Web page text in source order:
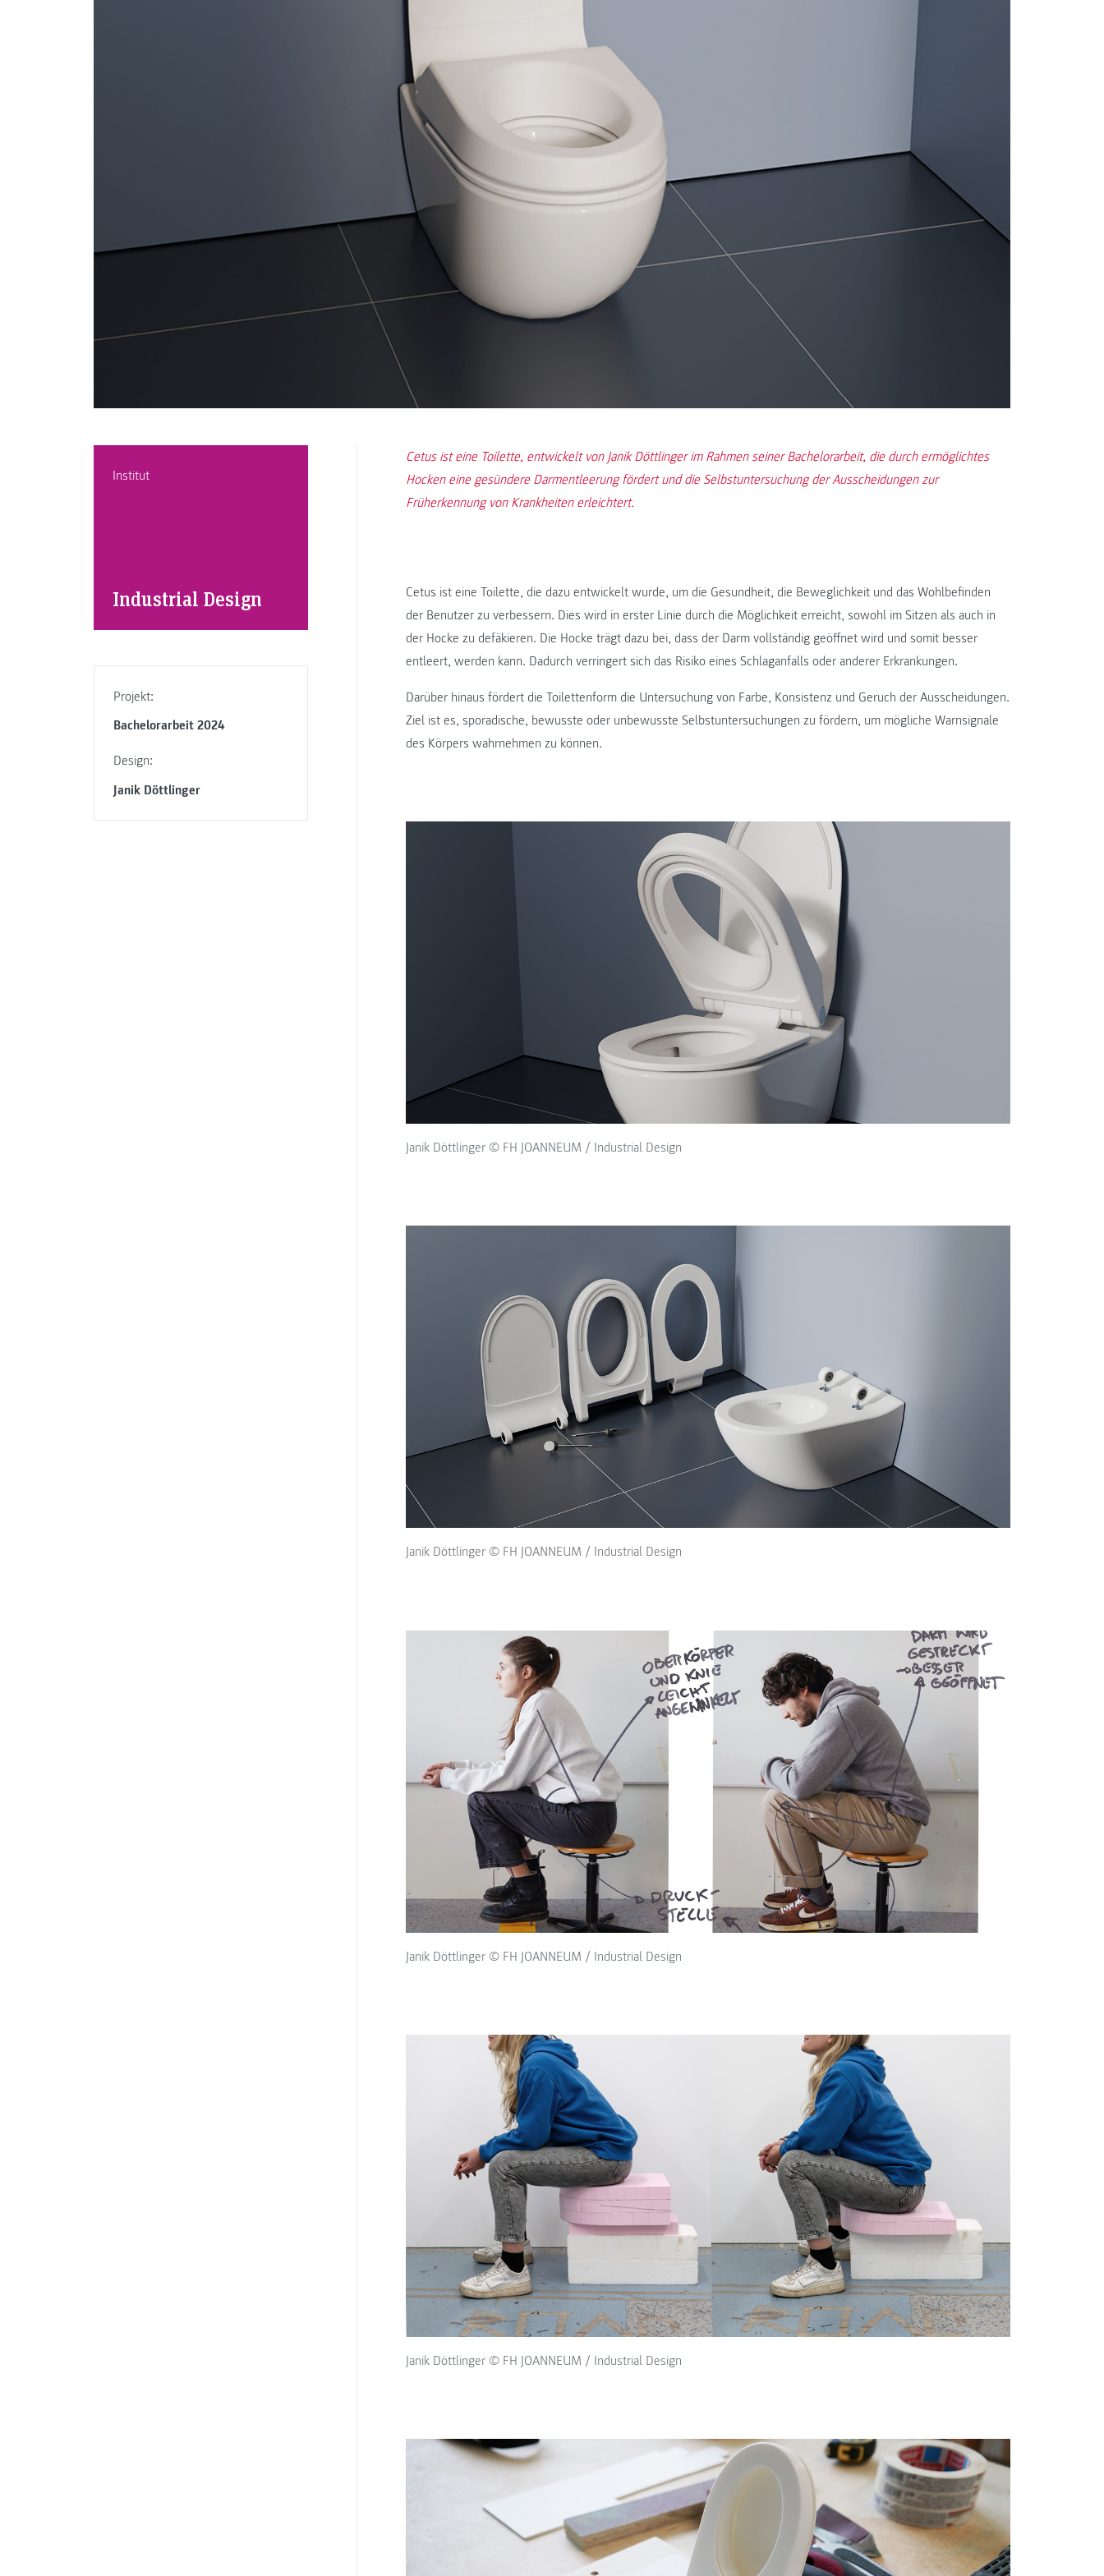
Institut
Industrial Design
Projekt:
Bachelorarbeit 2024
Design:
Janik Döttlinger
Cetus ist eine Toilette, entwickelt von Janik Döttlinger im Rahmen seiner Bachelorarbeit, die durch ermöglichtes
Hocken eine gesündere Darmentleerung fördert und die Selbstuntersuchung der Ausscheidungen zur
Früherkennung von Krankheiten erleichtert.
Cetus ist eine Toilette, die dazu entwickelt wurde, um die Gesundheit, die Beweglichkeit und das Wohlbefinden
der Benutzer zu verbessern. Dies wird in erster Linie durch die Möglichkeit erreicht, sowohl im Sitzen als auch in
der Hocke zu defäkieren. Die Hocke trägt dazu bei, dass der Darm vollständig geöffnet wird und somit besser
entleert, werden kann. Dadurch verringert sich das Risiko eines Schlaganfalls oder anderer Erkrankungen.
Darüber hinaus fördert die Toilettenform die Untersuchung von Farbe, Konsistenz und Geruch der Ausscheidungen.
Ziel ist es, sporadische, bewusste oder unbewusste Selbstuntersuchungen zu fördern, um mögliche Warnsignale
des Körpers wahrnehmen zu können.
Janik Döttlinger © FH JOANNEUM / Industrial Design
Janik Döttlinger © FH JOANNEUM / Industrial Design
Janik Döttlinger © FH JOANNEUM / Industrial Design
Janik Döttlinger © FH JOANNEUM / Industrial Design